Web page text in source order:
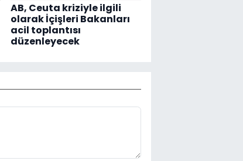
AB, Ceuta kriziyle ilgili
olarak İçişleri Bakanları
acil toplantısı
düzenleyecek